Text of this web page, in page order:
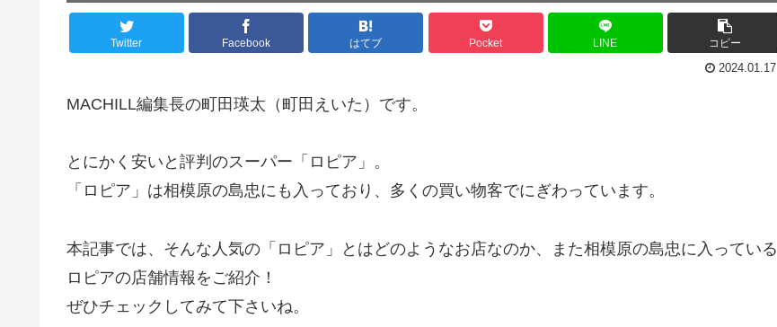
Twitter Facebook はてブ Pocket LINE コピー
2024.01.17
MACHILL編集長の町田瑛太（町田えいた）です。
とにかく安いと評判のスーパー「ロピア」。
「ロピア」は相模原の島忠にも入っており、多くの買い物客でにぎわっています。
本記事では、そんな人気の「ロピア」とはどのようなお店なのか、また相模原の島忠に入っている
ロピアの店舗情報をご紹介！
ぜひチェックしてみて下さいね。